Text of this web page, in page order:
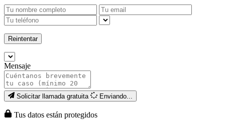
Reintentar
Mensaje
Solicitar llamada gratuita Enviando...
Tus datos están protegidos